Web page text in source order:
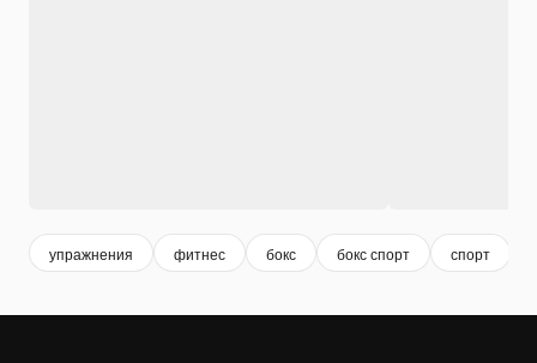
упражнения фитнес бокс бокс спорт спорт